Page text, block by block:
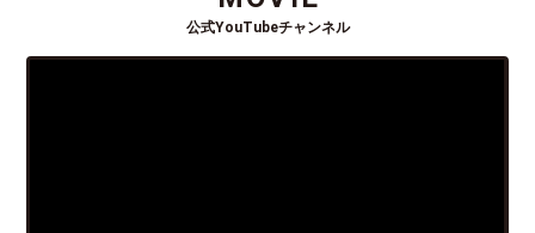
公式YouTubeチャンネル